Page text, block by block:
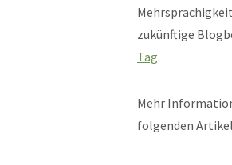
zukünftige
Tag.
Mehr
folgenden